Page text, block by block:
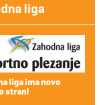
liga
liga ima novo
stran!